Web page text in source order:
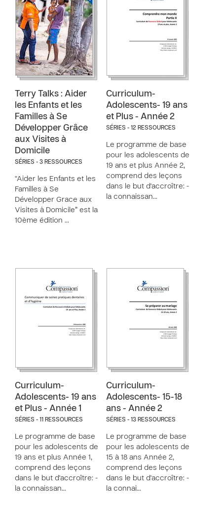
Terry Talks : Aider
les Enfants et les
Familles à Se
Développer Grâce
aux Visites à
Domicile
SÉRIES - 3 RESSOURCES
“Aider les Enfants et les
Familles à Se
Développer Grace aux
Visites à Domicile” est la
10ème édition …
Curriculum-
Adolescents- 19 ans
et Plus - Année 2
SÉRIES - 12 RESSOURCES
Le programme de base
pour les adolescents de
19 ans et plus Année 2,
comprend des leçons
dans le but d'accroître: -
la connaissan…
Curriculum-
Adolescents- 19 ans
et Plus - Année 1
SÉRIES - 11 RESSOURCES
Le programme de base
pour les adolescents de
19 ans et plus Année 1,
comprend des leçons
dans le but d'accroître: -
la connaissan…
Curriculum-
Adolescents- 15-18
ans - Année 2
SÉRIES - 13 RESSOURCES
Le programme de base
pour les adolescents de
15 à 18 ans Année 2,
comprend des leçons
dans le but d'accroître: -
la connai…